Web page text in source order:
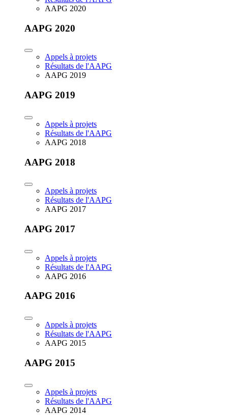
AAPG 2020
AAPG 2020
Appels à projets
Résultats de l'AAPG
AAPG 2019
AAPG 2019
Appels à projets
Résultats de l'AAPG
AAPG 2018
AAPG 2018
Appels à projets
Résultats de l'AAPG
AAPG 2017
AAPG 2017
Appels à projets
Résultats de l'AAPG
AAPG 2016
AAPG 2016
Appels à projets
Résultats de l'AAPG
AAPG 2015
AAPG 2015
Appels à projets
Résultats de l'AAPG
AAPG 2014